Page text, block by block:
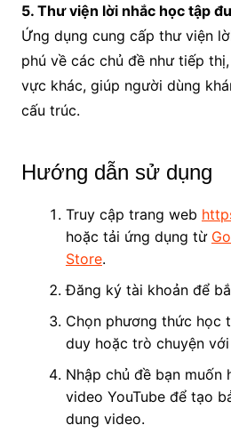
5. Thư viện lời nhắc học tập
Ứng dụng cung cấp thư viện
phú về các chủ đề như tiếp
vực khác, giúp người dùng
cấu trúc.
Hướng dẫn sử dụng
Truy cập trang web
hoặc tải ứng dụng từ
Store.
Đăng ký tài khoản để
Chọn phương thức học
duy hoặc trò chuyện
Nhập chủ đề bạn muốn
video YouTube để tạo
dung video.